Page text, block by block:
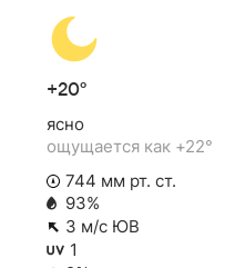
+20°
ясно
ощущается как +22°
744 мм рт. ст.
93%
3 м/с ЮВ
1